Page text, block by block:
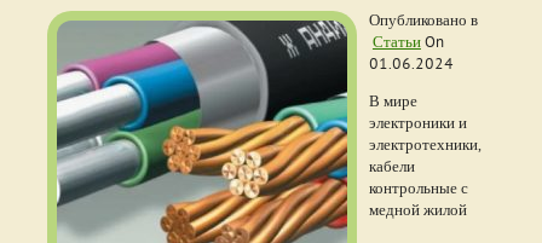
Опубликовано в
СтатьиOn
01.06.2024
В мире
электроники и
электротехники,
кабели
контрольные с
медной жилой